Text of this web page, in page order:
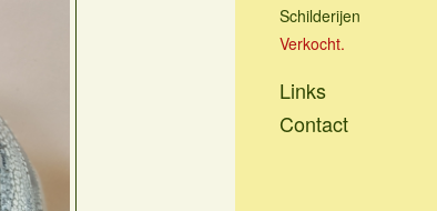
Schilderijen
Verkocht.
Links
Contact